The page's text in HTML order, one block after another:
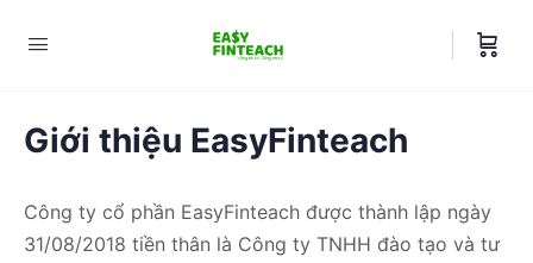
Giới thiệu EasyFinteach
Công ty cổ phần EasyFinteach được thành lập ngày
31/08/2018 tiền thân là Công ty TNHH đào tạo và tư